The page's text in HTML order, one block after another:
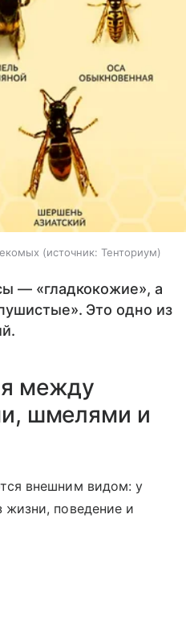
источник: Тенториум
— «гладкокожие», а
Это одно из
между
шмелями и
внешним видом: у
жизни, поведение и